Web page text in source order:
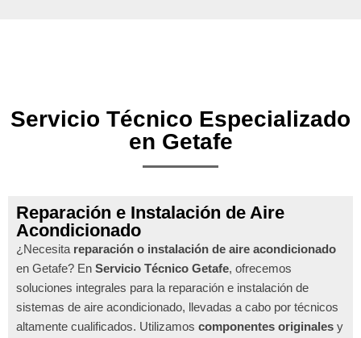
Servicio Técnico Especializado
en Getafe
Reparación e Instalación de Aire
Acondicionado
¿Necesita reparación o instalación de aire acondicionado
en Getafe? En Servicio Técnico Getafe, ofrecemos
soluciones integrales para la reparación e instalación de
sistemas de aire acondicionado, llevadas a cabo por técnicos
altamente cualificados. Utilizamos componentes originales y